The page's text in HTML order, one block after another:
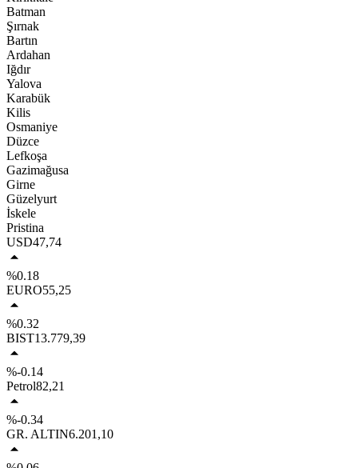
Batman
Şırnak
Bartın
Ardahan
Iğdır
Yalova
Karabük
Kilis
Osmaniye
Düzce
Lefkoşa
Gazimağusa
Girne
Güzelyurt
İskele
Pristina
USD47,74
%0.18
EURO55,25
%0.32
BIST13.779,39
%-0.14
Petrol82,21
%-0.34
GR. ALTIN6.201,10